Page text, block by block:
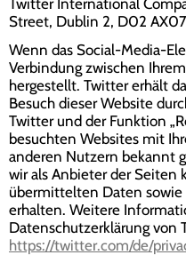
Twitter International
Street, Dublin 2, D02
Wenn das Social-Media-
Verbindung zwischen
hergestellt. Twitter erhält
Besuch dieser Website
Twitter und der Funktion
besuchten Websites mit
anderen Nutzern bekannt
wir als Anbieter der Seiten
übermittelten Daten
erhalten. Weitere
Datenschutzerklärung von
https://twitter.com/de/